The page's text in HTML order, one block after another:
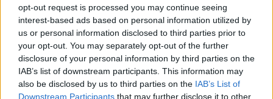
opt-out request is processed you may continue seeing
interest-based ads based on personal information utilized by
us or personal information disclosed to third parties prior to
your opt-out. You may separately opt-out of the further
disclosure of your personal information by third parties on the
IAB’s list of downstream participants. This information may
also be disclosed by us to third parties on the IAB’s List of
Downstream Participants that may further disclose it to other